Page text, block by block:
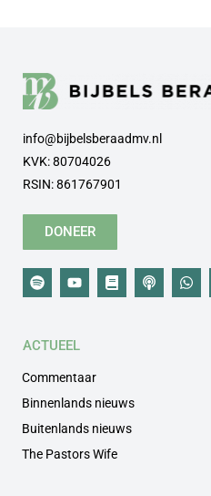
info@bijbelsberaadmv.nl
KVK: 80704026
RSIN: 861767901
DONEER
ACTUEEL
Commentaar
Binnenlands nieuws
Buitenlands nieuws
The Pastors Wife